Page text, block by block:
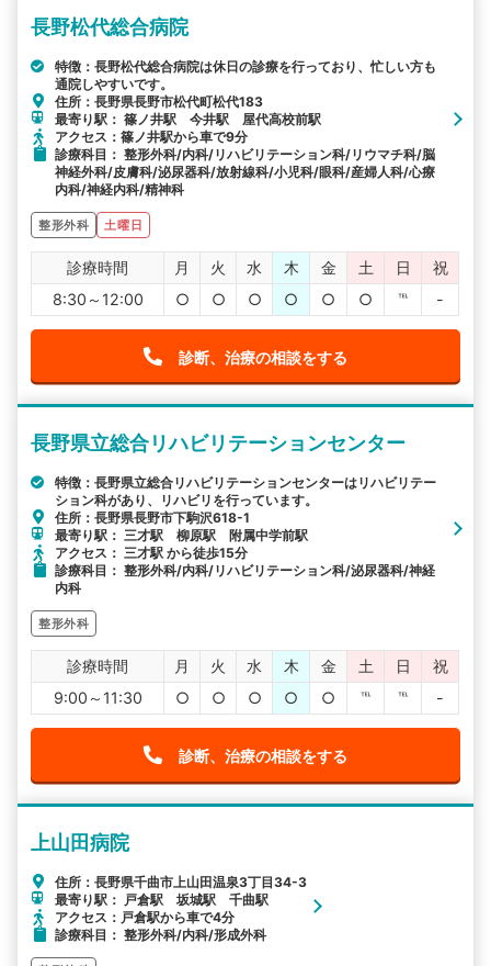
長野松代総合病院
特徴：長野松代総合病院は休日の診療を行っており、忙しい方も
通院しやすいです。
住所：長野県長野市松代町松代183
最寄り駅： 篠ノ井駅 今井駅 屋代高校前駅
アクセス：篠ノ井駅から車で9分
診療科目： 整形外科/内科/リハビリテーション科/リウマチ科/脳
神経外科/皮膚科/泌尿器科/放射線科/小児科/眼科/産婦人科/心療
内科/神経内科/精神科
整形外科 土曜日
診療時間 月 火 水 木 金 土 日
祝
8:30～12:00
○ ○ ○ ○ ○ ○ ℡ -
診断、治療の相談をする
長野県立総合リハビリテーションセンター
特徴：長野県立総合リハビリテーションセンターはリハビリテー
ション科があり、リハビリを行っています。
住所：長野県長野市下駒沢618-1
最寄り駅： 三才駅 柳原駅 附属中学前駅
アクセス： 三才駅 から徒歩15分
診療科目： 整形外科/内科/リハビリテーション科/泌尿器科/神経
内科
整形外科
診療時間 月 火 水 木 金 土 日
祝
9:00～11:30
○ ○ ○ ○ ○ ℡ ℡ -
診断、治療の相談をする
上山田病院
住所：長野県千曲市上山田温泉3丁目34-3
最寄り駅： 戸倉駅 坂城駅 千曲駅
アクセス：戸倉駅から車で4分
診療科目： 整形外科/内科/形成外科